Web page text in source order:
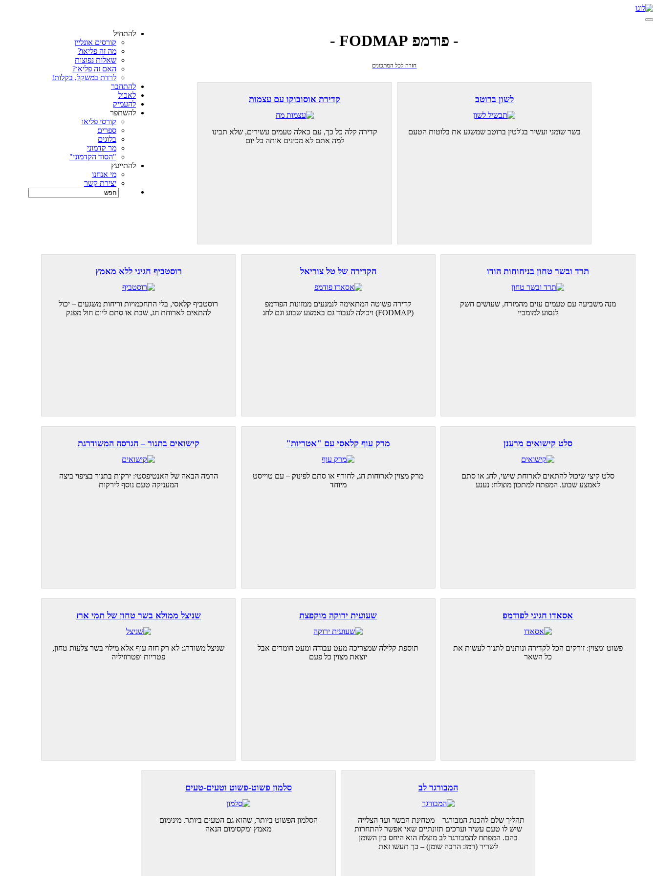
להתחיל
קורסים אונליין
מה זה פליאו?
שאלות נפוצות
האם זה פליאו?
לרדת במשקל, בקלות!
להתחבר
לאכול
להעמיק
להשתפר
קורסי פליאו
ספרים
בלוגים
מר קדמוני
"הסוד הקדמוני"
להתייעץ
מי אנחנו
יצירת קשר
- פודמפ FODMAP -
חזרה לכל המתכונים
לשון ברוטב
בשר שומני ועשיר בג'לטין ברוטב שמשגע את בלוטות הטעם
קדירת אוסובוקו עם עצמות
קדירה קלה כל כך, עם כאלה טעמים עשירים, שלא תבינו
למה אתם לא מכינים אותה כל יום
תרד ובשר טחון בניחוחות הודו
מנה משביעה עם טעמים עזים מהמזרח, שעושים חשק
לנסוע למומביי
הקדירה של טל צוריאל
קדירה פשוטה המתאימה לנמנעים ממזונות הפודמפ
(FODMAP) ויכולה לעבוד גם באמצע שבוע וגם לחג
רוסטביף חגיגי ללא מאמץ
רוסטביף קלאסי, בלי התחכמויות וריחות משגעים – יכול
להתאים לארוחת חג, שבת או סתם ליום חול מפנק
סלט קישואים מרענן
סלט קיצי שיכול להתאים לארוחת שישי, לחג או סתם
לאמצע שבוע. המפתח למתכון מוצלח: נענע
מרק עוף קלאסי עם "אטריות"
מרק מצוין לארוחות חג, לחורף או סתם לפינוק – עם טוייסט
מיוחד
קישואים בתנור – הגרסה המשודרגת
הרמה הבאה של האנטיפסטי: ירקות בתנור בציפוי ביצה
המעניקה טעם נוסף לירקות
אסאדו חגיגי לפודמפ
פשוט ומצוין: זורקים הכל לקדירה ונותנים לתנור לעשות את
כל השאר
שעועית ירוקה מוקפצת
תוספת קלילה שמצריכה מעט עבודה ומעט חומרים אבל
יוצאת מצוין כל פעם
שניצל ממולא בשר טחון של תמי ארז
שניצל משודרג: לא רק חזה עוף אלא מילוי בשר צלעות טחון,
פטריות ופטרוזיליה
המבורגר לב
תהליך שלם להכנת המבורגר – מטחינת הבשר ועד הצלייה –
שיש לו טעם עשיר וערכים תזונתיים שאי אפשר להתחרות
בהם. המפתח להמבורגר לב מוצלח הוא היחס בין השומן
לשריר (רמז: הרבה שומן) – כך תעשו זאת
סלמון פשוט-פשוט וטעים-טעים
הסלמון הפשוט ביותר, שהוא גם הטעים ביותר. מינימום
מאמץ ומקסימום הנאה